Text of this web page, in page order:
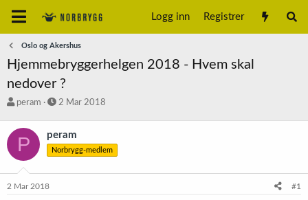
Logg inn Registrer
Oslo og Akershus
Hjemmebryggerhelgen 2018 - Hvem skal
nedover ?
T
å
d
s
a
r
peram
S
r
t
a
2 Mar 2018
P peram
Norbrygg-medlem
2 Mar 2018 #1